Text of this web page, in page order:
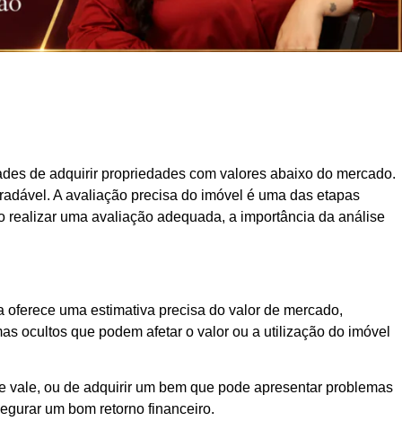
de adquirir propriedades com valores abaixo do mercado.
A avaliação precisa do imóvel é uma das etapas
uma avaliação adequada, a importância da análise
uma estimativa precisa do valor de mercado,
ocultos que podem afetar o valor ou a utilização do imóvel
ou de adquirir um bem que pode apresentar problemas
um bom retorno financeiro.